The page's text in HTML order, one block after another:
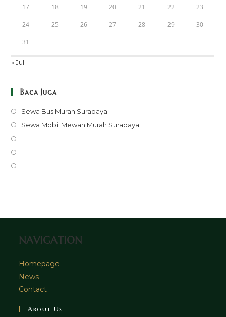
17 18 19 20 21 22 23
24 25 26 27 28 29 30
31
« Jul
Baca Juga
Sewa Bus Murah Surabaya
in
Sewa Mobil Mewah Murah Surabaya
NAVIGATION
Homepage
News
Contact
About Us